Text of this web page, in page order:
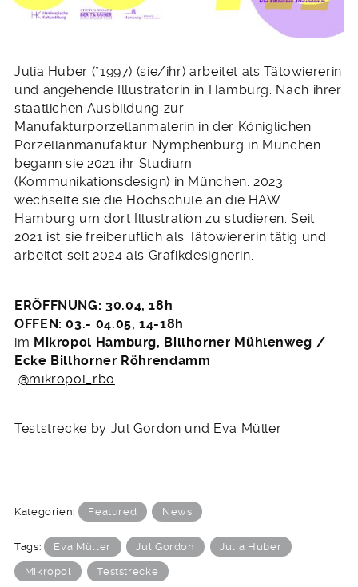
Julia Huber (*1997) (sie/ihr) arbeitet als Tätowiererin
und angehende Illustratorin in Hamburg. Nach ihrer
staatlichen Ausbildung zur
Manufakturporzellanmalerin in der Königlichen
Porzellanmanufaktur Nymphenburg in München
begann sie 2021 ihr Studium
(Kommunikationsdesign) in München. 2023
wechselte sie die Hochschule an die HAW
Hamburg um dort Illustration zu studieren. Seit
2021 ist sie freiberuflich als Tätowiererin tätig und
arbeitet seit 2024 als Grafikdesignerin.
ERÖFFNUNG: 30.04, 18h
OFFEN: 03.- 04.05, 14-18h
im Mikropol Hamburg, Billhorner Mühlenweg /
Ecke Billhorner Röhrendamm
@mikropol_rbo
Teststrecke by Jul Gordon und Eva Müller
Kategorien: Featured News
Tags: Eva Müller Jul Gordon Julia Huber
Mikropol Teststrecke